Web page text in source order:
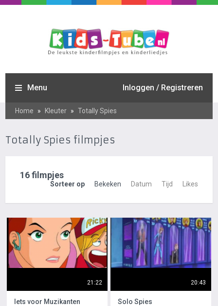
Menu Inloggen / Registreren
Home » Kleuter » Totally Spies
Totally Spies filmpjes
16 filmpjes
Sorteer op Bekeken Datum Tijd Likes
21:22
Iets voor Muzikanten
20:43
Solo Spies